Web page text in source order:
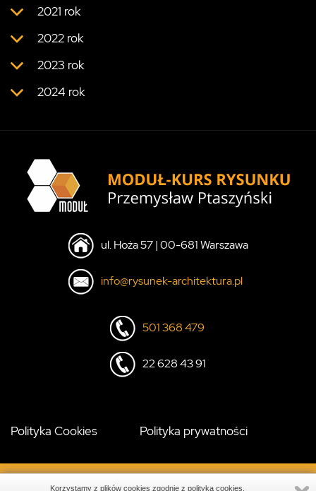
2021 rok
2022 rok
2023 rok
2024 rok
ul. Hoża 57 | 00-681 Warszawa
info@rysunek-architektura.pl
501 368 479
22 628 43 91
Polityka Cookies Polityka prywatności
© MODUŁ KURS RYSUNKU - All Rights Reserved
Korzystamy z plików cookies zgodnie z polityką cookies.